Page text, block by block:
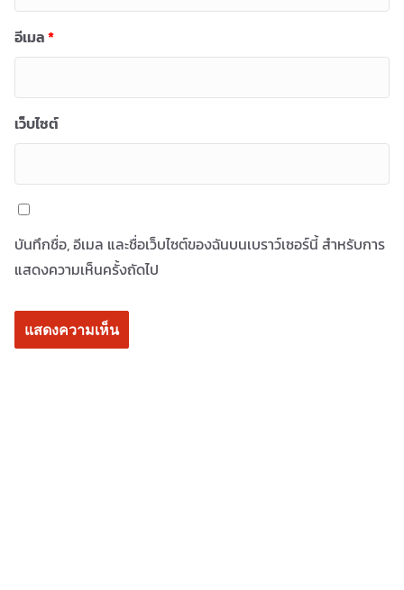
อีเมล*
เว็บไซต์
บันทึกชื่อ, อีเมล และชื่อเว็บไซต์ของฉันบนเบราว์เซอร์นี้ สำหรับการ
แสดงความเห็นครั้งถัดไป